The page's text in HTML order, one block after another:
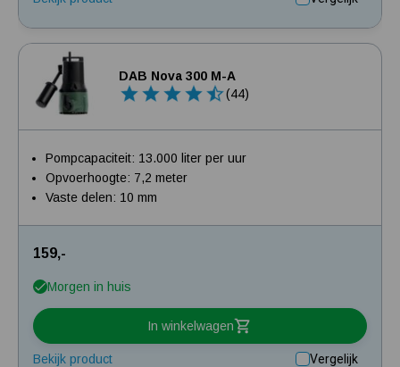
DAB Nova 300 M-A
(44)
Pompcapaciteit: 13.000 liter per uur
Opvoerhoogte: 7,2 meter
Vaste delen: 10 mm
159,-
Morgen in huis
In winkelwagen
Bekijk product Vergelijk